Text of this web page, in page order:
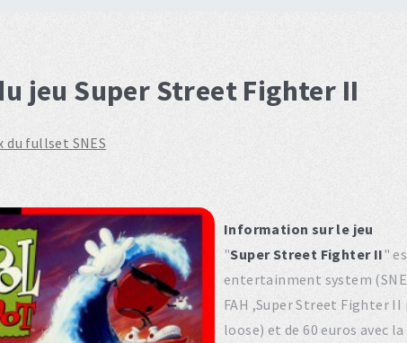
jeu Super Street Fighter II
du fullset SNES
Information sur le jeu
"Super Street Fighter II"
entertainment system
FAH ,Super Street Fighter II
loose) et de 60 euros avec